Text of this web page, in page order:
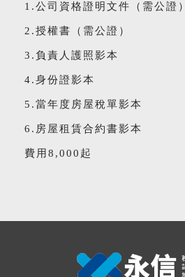
1.公司資格證明文件（需公證）
2.授權書（需公證）
3.負責人護照影本
4.身份證影本
5.當年度房屋稅單影本
6.房屋租賃合約書影本
費用8,000起